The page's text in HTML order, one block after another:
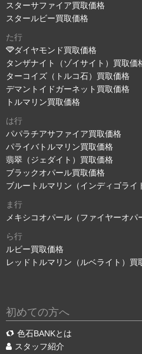
スターサファイア買取価格
スタールビー買取価格
た行
ダイヤモンド買取価格
タンザナイト（ゾイサイト）買取価
ターコイズ（トルコ石）買取価格
デマントイドガーネット買取価格
トルマリン買取価格
は行
パパラチアサファイア買取価格
パライバトルマリン買取価格
翡翠（ジェダイト）買取価格
ブラックオパール買取価格
ブルートルマリン（インディゴライ
ま行
メキシコオパール（ファイヤーオパ
ら行
ルビー買取価格
レッドトルマリン（ルベライト）買
初めての方へ
色石BANKとは
スタッフ紹介